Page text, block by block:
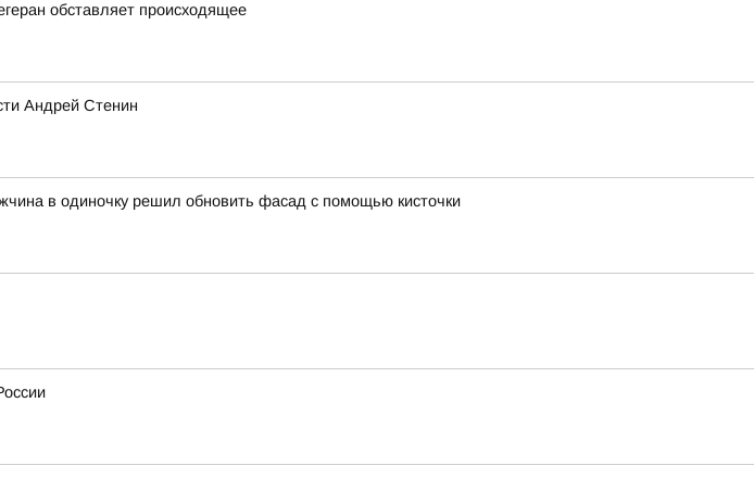
обставляет происходящее
Андрей Стенин
в одиночку решил обновить фасад с помощью кисточки